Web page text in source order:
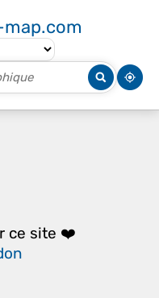
ce site ❤️